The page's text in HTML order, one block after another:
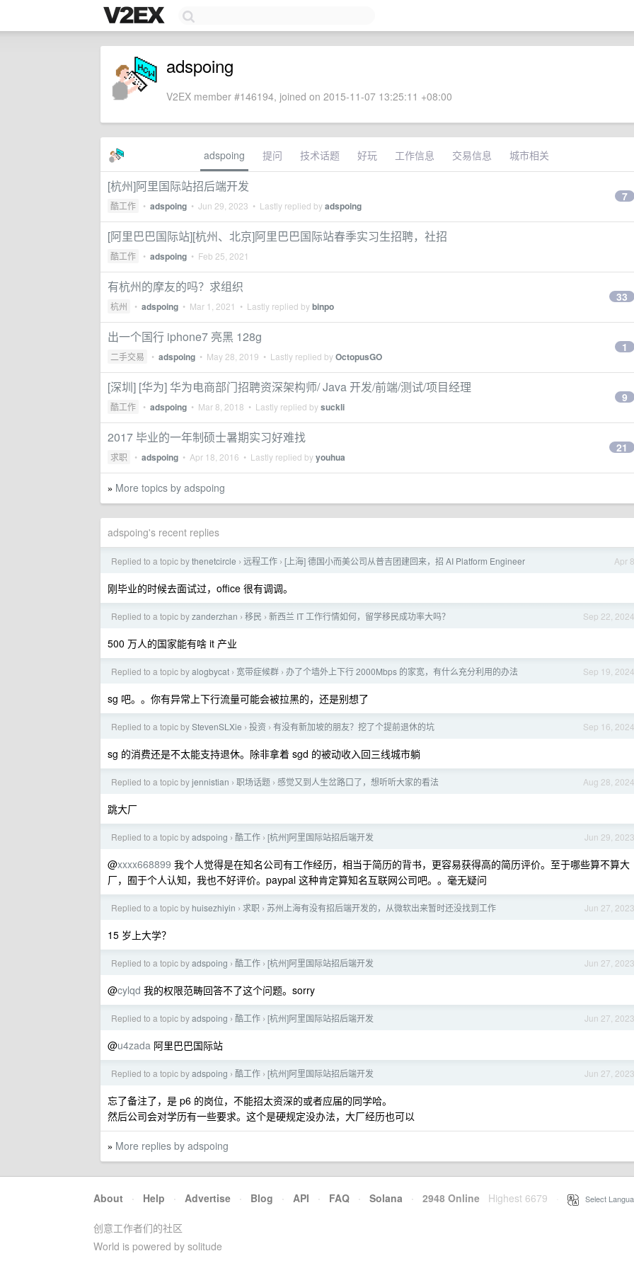
adspoing
V2EX member #146194, joined on 2015-11-07 13:25:11 +08:00
adspoing 提问 技术话题 好玩 工作信息 交易信息 城市相关
[杭州]阿里国际站招后端开发
酷工作 • adspoing • Jun 29, 2023 • Lastly replied byadspoing
7
[阿里巴巴国际站][杭州、北京]阿里巴巴国际站春季实习生招聘，社招
酷工作 • adspoing • Feb 25, 2021
有杭州的摩友的吗？求组织
杭州 • adspoing • Mar 1, 2021 • Lastly replied bybinpo
33
出一个国行 iphone7 亮黑 128g
二手交易 • adspoing • May 28, 2019 • Lastly replied byOctopusGO
1
[深圳] [华为] 华为电商部门招聘资深架构师/ Java 开发/前端/测试/项目经理
酷工作 • adspoing • Mar 8, 2018 • Lastly replied bysuckli
9
2017 毕业的一年制硕士暑期实习好难找
求职 • adspoing • Apr 18, 2016 • Lastly replied byyouhua
21
» More topics by adspoing
adspoing's recent replies
Apr 8
Replied to a topic bythenetcircle › 远程工作 › [上海] 德国小而美公司从普吉团建回来，招 AI Platform Engineer
刚毕业的时候去面试过，office 很有调调。
Sep 22, 2024
Replied to a topic byzanderzhan › 移民 › 新西兰 IT 工作行情如何，留学移民成功率大吗？
500 万人的国家能有啥 it 产业
Sep 19, 2024
Replied to a topic byalogbycat › 宽带症候群 › 办了个墙外上下行 2000Mbps 的家宽，有什么充分利用的办法
sg 吧。。你有异常上下行流量可能会被拉黑的，还是别想了
Sep 16, 2024
Replied to a topic byStevenSLXie › 投资 › 有没有新加坡的朋友？挖了个提前退休的坑
sg 的消费还是不太能支持退休。除非拿着 sgd 的被动收入回三线城市躺
Aug 28, 2024
Replied to a topic byjennistian › 职场话题 › 感觉又到人生岔路口了，想听听大家的看法
跳大厂
Jun 29, 2023
Replied to a topic byadspoing › 酷工作 › [杭州]阿里国际站招后端开发
@xxxx668899 我个人觉得是在知名公司有工作经历，相当于简历的背书，更容易获得高的简历评价。至于哪些算不算大
厂，囿于个人认知，我也不好评价。paypal 这种肯定算知名互联网公司吧。。毫无疑问
Jun 27, 2023
Replied to a topic by huisezhiyin › 求职 › 苏州上海有没有招后端开发的，从微软出来暂时还没找到工作
15 岁上大学？
Jun 27, 2023
Replied to a topic byadspoing › 酷工作 › [杭州]阿里国际站招后端开发
@cylqd 我的权限范畴回答不了这个问题。sorry
Jun 27, 2023
Replied to a topic byadspoing › 酷工作 › [杭州]阿里国际站招后端开发
@u4zada 阿里巴巴国际站
Jun 27, 2023
Replied to a topic byadspoing › 酷工作 › [杭州]阿里国际站招后端开发
忘了备注了，是 p6 的岗位，不能招太资深的或者应届的同学哈。
然后公司会对学历有一些要求。这个是硬规定没办法，大厂经历也可以
» More replies by adspoing
About · Help · Advertise · Blog · API · FAQ · Solana · 2948 Online Highest 6679 Select
创意工作者们的社区
World is powered by solitude